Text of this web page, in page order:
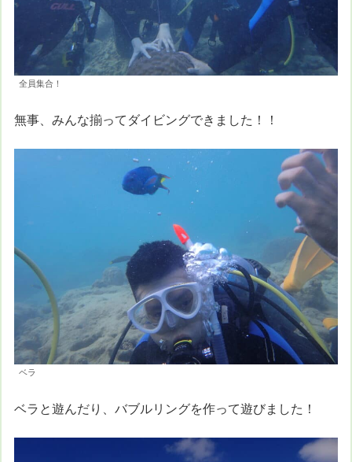
全員集合！
無事、みんな揃ってダイビングできました！！
ベラ
ベラと遊んだり、バブルリングを作って遊びました！